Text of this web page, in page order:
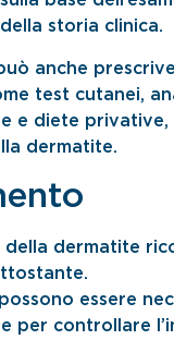
storia clinica.
anche
test cutanei,
e diete privative,
dermatite.
della dermatite
essere
per controllare